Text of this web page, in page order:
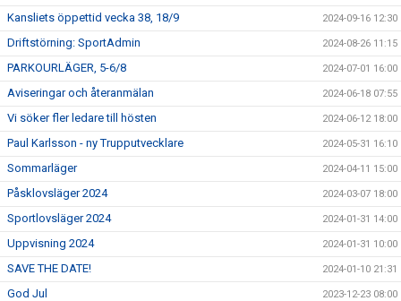
Kansliets öppettid vecka 38, 18/9 2024-09-16 12:30
Driftstörning: SportAdmin 2024-08-26 11:15
PARKOURLÄGER, 5-6/8 2024-07-01 16:00
Aviseringar och återanmälan 2024-06-18 07:55
Vi söker fler ledare till hösten 2024-06-12 18:00
Paul Karlsson - ny Trupputvecklare 2024-05-31 16:10
Sommarläger 2024-04-11 15:00
Påsklovsläger 2024 2024-03-07 18:00
Sportlovsläger 2024 2024-01-31 14:00
Uppvisning 2024 2024-01-31 10:00
SAVE THE DATE! 2024-01-10 21:31
God Jul 2023-12-23 08:00